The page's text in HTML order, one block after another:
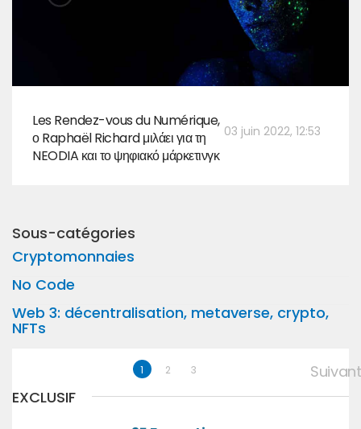
03 juin 2022, 12:53
Les Rendez-vous du Numérique,
ο Raphaël Richard μιλάει για τη
NEODIA και το ψηφιακό μάρκετινγκ
Sous-catégories
Cryptomonnaies
No Code
Web 3: décentralisation, metaverse, crypto,
NFTs
1 2 3
Suivant
EXCLUSIF